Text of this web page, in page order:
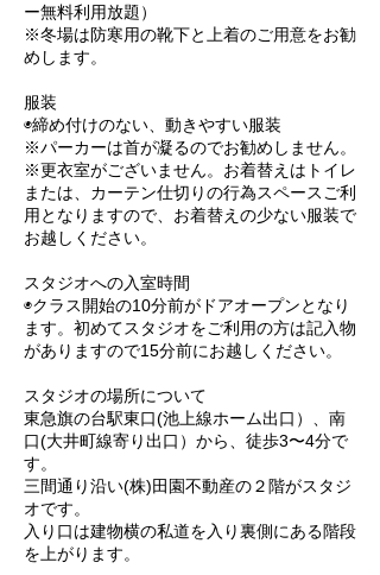
ー無料利用放題）
※冬場は防寒用の靴下と上着のご用意をお勧
めします。
服装
◉締め付けのない、動きやすい服装
※パーカーは首が凝るのでお勧めしません。
※更衣室がございません。お着替えはトイレ
または、カーテン仕切りの行為スペースご利
用となりますので、お着替えの少ない服装で
お越しください。
スタジオへの入室時間
◉クラス開始の10分前がドアオープンとなり
ます。初めてスタジオをご利用の方は記入物
がありますので15分前にお越しください。
スタジオの場所について
東急旗の台駅東口(池上線ホーム出口）、南
口(大井町線寄り出口）から、徒歩3〜4分で
す。
三間通り沿い(株)田園不動産の２階がスタジ
オです。
入り口は建物横の私道を入り裏側にある階段
を上がります。